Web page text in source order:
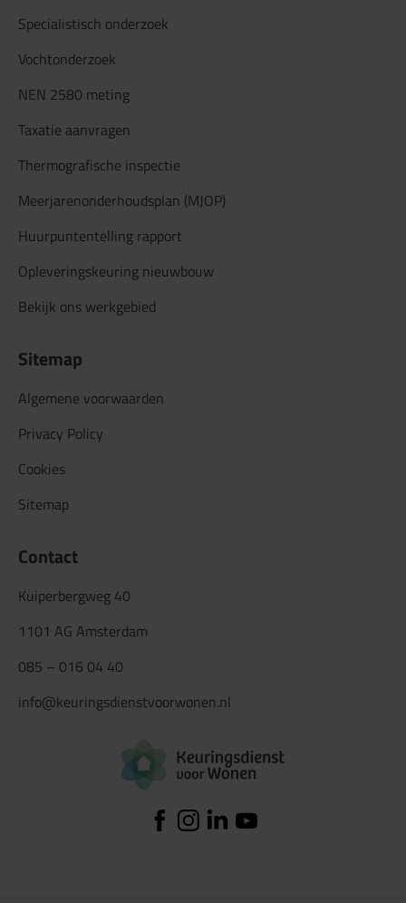
Specialistisch onderzoek
Vochtonderzoek
NEN 2580 meting
Taxatie aanvragen
Thermografische inspectie
Meerjarenonderhoudsplan (MJOP)
Huurpuntentelling rapport
Opleveringskeuring nieuwbouw
Bekijk ons werkgebied
Sitemap
Algemene voorwaarden
Privacy Policy
Cookies
Sitemap
Contact
Kuiperbergweg 40
1101 AG Amsterdam
085 – 016 04 40
info@keuringsdienstvoorwonen.nl
Logo
FacebookInstagram
LinkedinYouTube